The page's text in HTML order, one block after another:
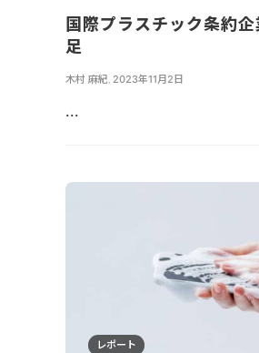
国際プラスチック条約
足
木村 麻紀 2023年11月2日
...
レポート